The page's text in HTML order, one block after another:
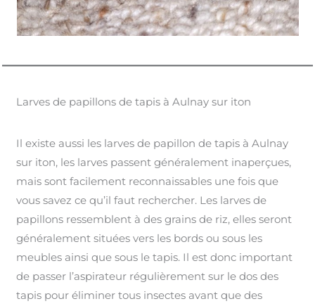
Larves de papillons de tapis à Aulnay sur iton
Il existe aussi les larves de papillon de tapis à Aulnay
sur iton, les larves passent généralement inaperçues,
mais sont facilement reconnaissables une fois que
vous savez ce qu’il faut rechercher. Les larves de
papillons ressemblent à des grains de riz, elles seront
généralement situées vers les bords ou sous les
meubles ainsi que sous le tapis. Il est donc important
de passer l’aspirateur régulièrement sur le dos des
tapis pour éliminer tous insectes avant que des